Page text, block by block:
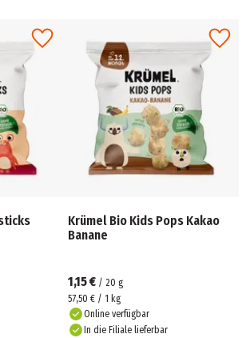
Krümel Bio Kids Pops Kakao
Banane
1,15 € / 20 g
57,50 € / 1 kg
Online verfügbar
In die Filiale lieferbar